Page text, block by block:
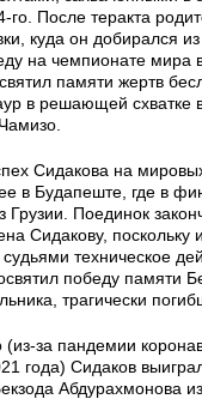
го. После теракта
куда он добирался
на чемпионате мира
памяти жертв
в решающей схватке
Сидакова на
в Будапеште, где в
Грузии. Поединок
Сидакову, поскольку
техническое
победу памяти
трагически
за пандемии
года) Сидаков
Абдурахмонова